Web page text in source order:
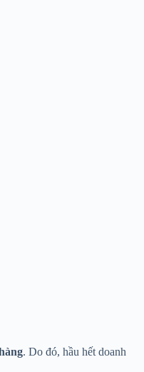
. Do đó, hầu hết doanh